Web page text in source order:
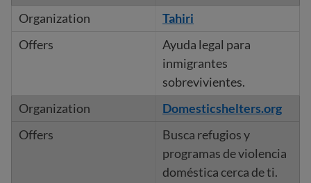
Tahiri
Ayuda legal para
inmigrantes
sobrevivientes.
Domesticshelters.org
Busca refugios y
programas de violencia
doméstica cerca de ti.